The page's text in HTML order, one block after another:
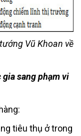
Vũ Khoan về
sang phạm vi
tiêu thụ ở trong